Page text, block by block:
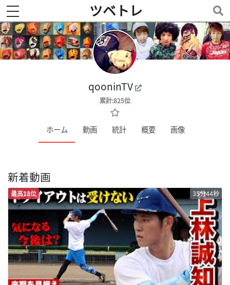
toggle navigation ツベトレ
qooninTV
累計:825位
ホーム 動画 統計 概要 画像
新着動画
最高18位 35分44秒